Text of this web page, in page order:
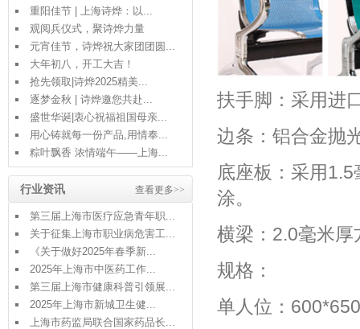
重阳佳节 | 上海诗烨：以...
观阅兵仪式，聚诗烨力量
元宵佳节，诗烨祝大家团团圆...
大年初八，开工大吉！
抢先领取|诗烨2025精美...
逐梦金秋 | 诗烨邀您共赴...
盛世华诞|衷心祝福祖国母亲...
用心铸就每一份产品,用情奉...
粽叶飘香 浓情端午——上海...
查看更多>>
行业资讯
第三届上海市医疗应急青年职...
关于征集上海市职业病危害工...
《关于做好2025年春季新...
2025年上海市中医药工作...
第三届上海市健康科普引领展...
2025年上海市新城卫生健...
上海市药监局联合国家药品长...
扶手脚：采用进
边条：铝合金抛
底座板：采用
涂。
横梁：2.0毫米
规格：
单人位：